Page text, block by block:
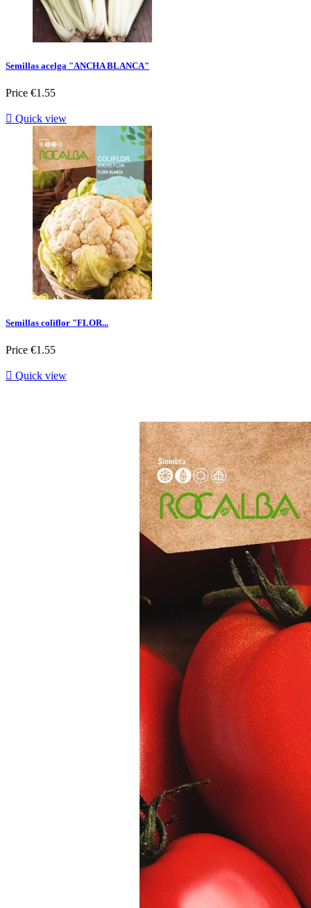
Semillas acelga "ANCHA BLANCA"
Price €1.55
 Quick view
Semillas coliflor "FLOR...
Price €1.55
 Quick view